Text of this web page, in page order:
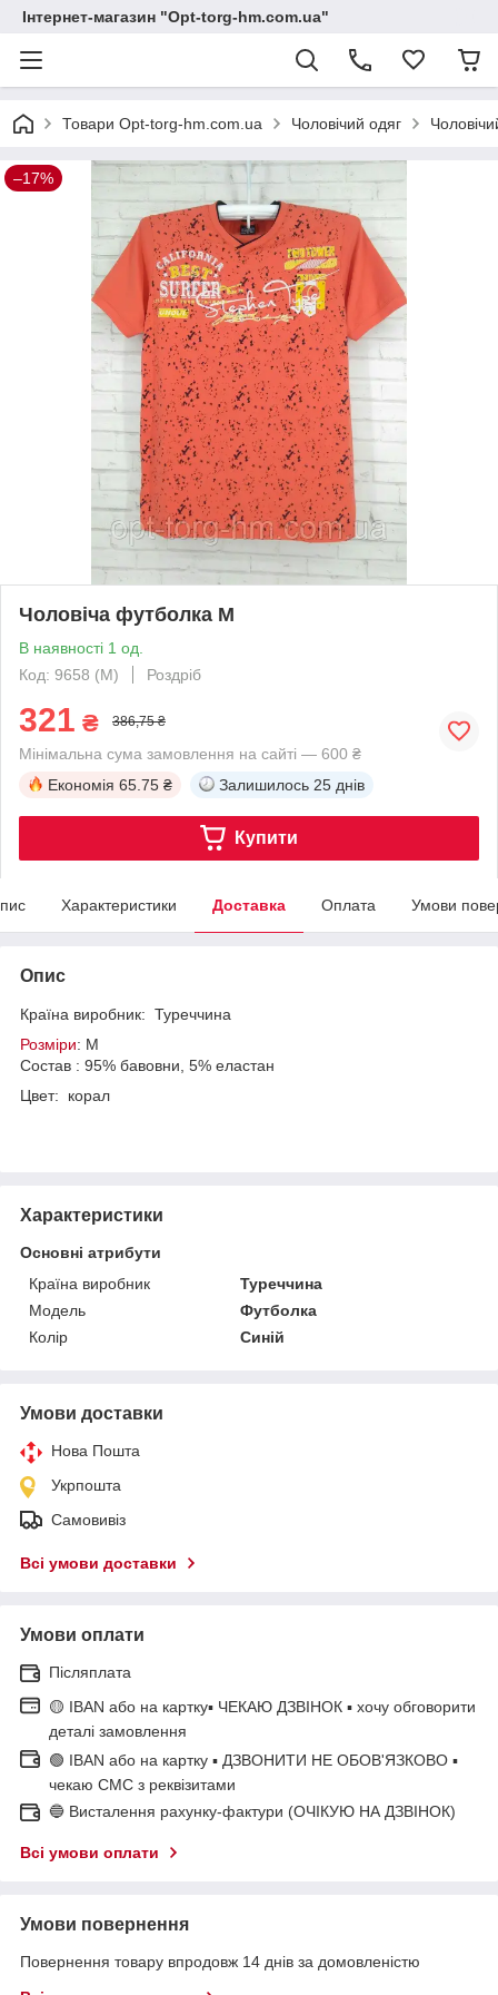
Інтернет-магазин "Opt-torg-hm.com.ua"
Товари Opt-torg-hm.com.ua Чоловічий одяг
–17%
Чоловіча футболка М
В наявності 1 од.
Код: 9658 (M)
Роздріб
321 ₴ 386,75 ₴
Мінімальна сума замовлення на сайті — 600 ₴
Економія 65.75 ₴ Залишилось 25 днів
Купити
Характеристики Доставка Оплата Умови
Опис
Країна виробник: Туреччина
Розміри: М
Состав : 95% бавовни, 5% еластан
Цвет: корал
Характеристики
Основні атрибути
Країна виробник
Туреччина
Модель
Футболка
Колір
Синій
Умови доставки
Нова Пошта
Укрпошта
Самовивіз
Всі умови доставки
Умови оплати
Післяплата
🟡 IBAN або на картку▪ ЧЕКАЮ ДЗВІНОК ▪ хочу обговорити
деталі замовлення
🟢 IBAN або на картку ▪ ДЗВОНИТИ НЕ ОБОВ'ЯЗКОВО ▪
чекаю СМС з реквізитами
🔵 Висталення рахунку-фактури (ОЧІКУЮ НА ДЗВІНОК)
Всі умови оплати
Умови повернення
Повернення товару впродовж 14 днів за домовленістю